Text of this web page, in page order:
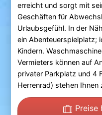
erreicht und sorgt mit
Geschäften für
Urlaubsgefühl. In der
ein Abenteuerspielplatz;
Kindern.
Vermieters können auf
privater Parkplatz und 4
Herrenrad) stehen Ihnen
Preise